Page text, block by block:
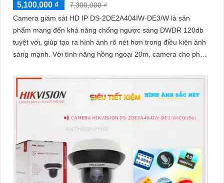
5,100,000 ₫
7,300,000 ₫
Camera giám sát HD IP DS-2DE2A404IW-DE3/W là sản
phẩm mang đến khả năng chống ngược sáng DWDR 120db
tuyệt vời, giúp tạo ra hình ảnh rõ nét hơn trong điều kiện ánh
sáng mạnh. Với tính năng hồng ngoại 20m, camera cho phép